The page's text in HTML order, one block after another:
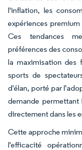
l'inflation, les
expériences
Ces tendances
préférences des
la maximisation des
sports de
d'élan, porté par
demande
directement dans les
Cette approche
l'efficacité